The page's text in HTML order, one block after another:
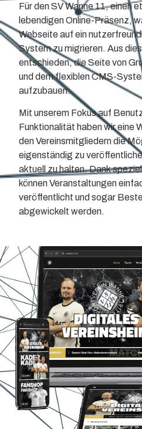
Für den SV Wanne 11, einen
lebendigen Online-Präsenz,
Webseite auf ein
System zu migrieren. Aus
entschieden, die Seite von
und dem flexiblen CMS-
aufzubauen.
Mit unserem Fokus auf
Funktionalität haben wir eine
den Vereinsmitgliedern die
eigenständig zu
aktuell zu halten. Dank
können Veranstaltungen
veröffentlicht und sogar
abgewickelt werden.